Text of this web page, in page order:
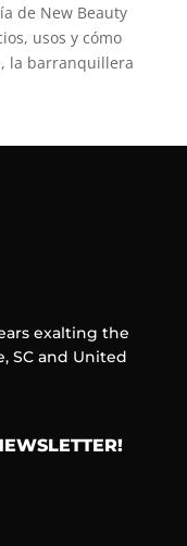
de New Beauty
usos y cómo
la barranquillera
exalting the
SC and United